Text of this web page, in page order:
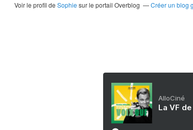
Voir le profil de Sophie sur le portail Overblog Créer un blog
AlloCiné
La VF